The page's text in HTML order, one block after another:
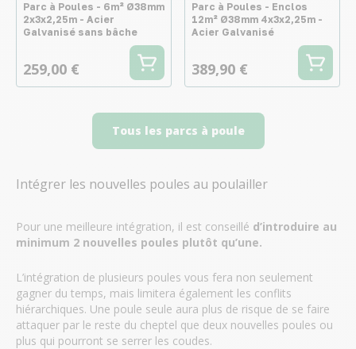
Parc à Poules - 6m² Ø38mm
2x3x2,25m - Acier
Galvanisé sans bâche
259,00 €
Parc à Poules - Enclos
12m² Ø38mm 4x3x2,25m -
Acier Galvanisé
389,90 €
Tous les parcs à poule
Intégrer les nouvelles poules au poulailler
Pour une meilleure intégration, il est conseillé d’introduire au
minimum 2 nouvelles poules plutôt qu’une.
L’intégration de plusieurs poules vous fera non seulement
gagner du temps, mais limitera également les conflits
hiérarchiques. Une poule seule aura plus de risque de se faire
attaquer par le reste du cheptel que deux nouvelles poules ou
plus qui pourront se serrer les coudes.